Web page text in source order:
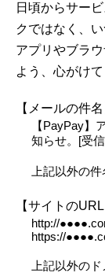
日頃からサー
クではなく、
アプリやブラ
よう、心がけて
【メールの件名
【PayPay】
知らせ。[受
上記以外の
【サイトのURL
http://
https://
上記以外の